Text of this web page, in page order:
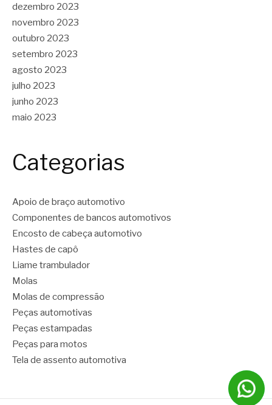
dezembro 2023
novembro 2023
outubro 2023
setembro 2023
agosto 2023
julho 2023
junho 2023
maio 2023
Categorias
Apoio de braço automotivo
Componentes de bancos automotivos
Encosto de cabeça automotivo
Hastes de capô
Liame trambulador
Molas
Molas de compressão
Peças automotivas
Peças estampadas
Peças para motos
Tela de assento automotiva